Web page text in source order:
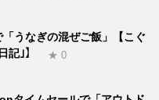
うなぎの混ぜご飯」【こぐ
記｣】
★ 0